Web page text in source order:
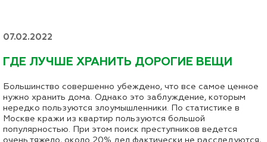
07.02.2022
ГДЕ ЛУЧШЕ ХРАНИТЬ ДОРОГИЕ ВЕЩИ
Большинство совершенно убеждено, что все самое ценное
нужно хранить дома. Однако это заблуждение, которым
нередко пользуются злоумышленники. По статистике в
Москве кражи из квартир пользуются большой
популярностью. При этом поиск преступников ведется
очень тяжело, около 20% дел фактически не расследуются,